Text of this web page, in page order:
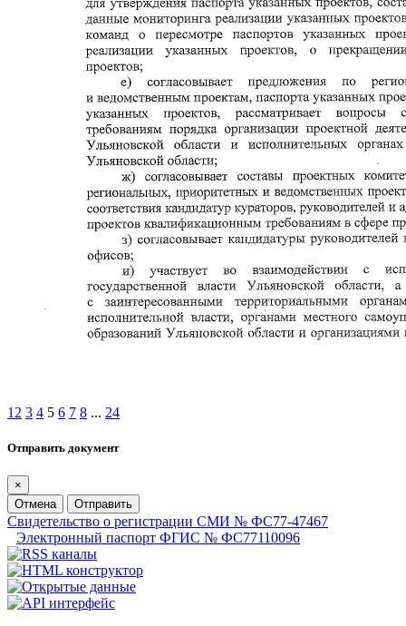
1 2 3 4 5 6 7 8 ... 24
Отправить документ
×
Отмена
Отправить
Свидетельство о регистрации СМИ № ФС77-47467
Электронный паспорт ФГИС № ФС77110096